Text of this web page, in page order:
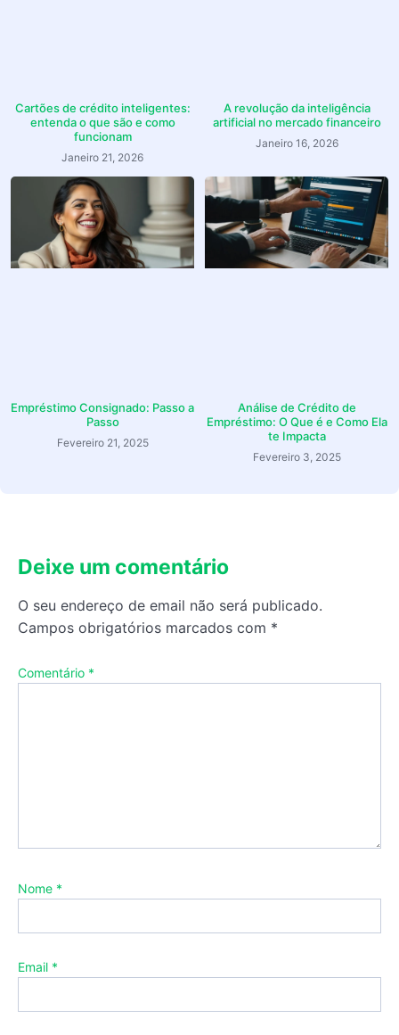
Cartões de crédito inteligentes:
entenda o que são e como
funcionam
Janeiro 21, 2026
A revolução da inteligência
artificial no mercado financeiro
Janeiro 16, 2026
Empréstimo Consignado: Passo a
Passo
Fevereiro 21, 2025
Análise de Crédito de
Empréstimo: O Que é e Como Ela
te Impacta
Fevereiro 3, 2025
Deixe um comentário
O seu endereço de email não será publicado.
Campos obrigatórios marcados com *
Comentário *
Nome *
Email *